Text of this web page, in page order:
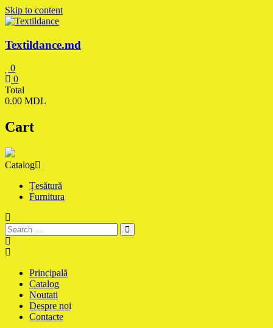
Skip to content
Textildance.md
0
0
Total
0.00 MDL
Cart
Catalog
Țesătură
Furnitura
Principală
Catalog
Noutati
Despre noi
Contacte